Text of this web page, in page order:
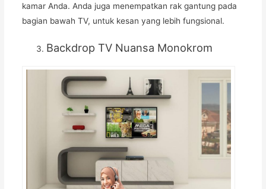
kamar Anda. Anda juga menempatkan rak gantung pada
bagian bawah TV, untuk kesan yang lebih fungsional.
Backdrop TV Nuansa Monokrom